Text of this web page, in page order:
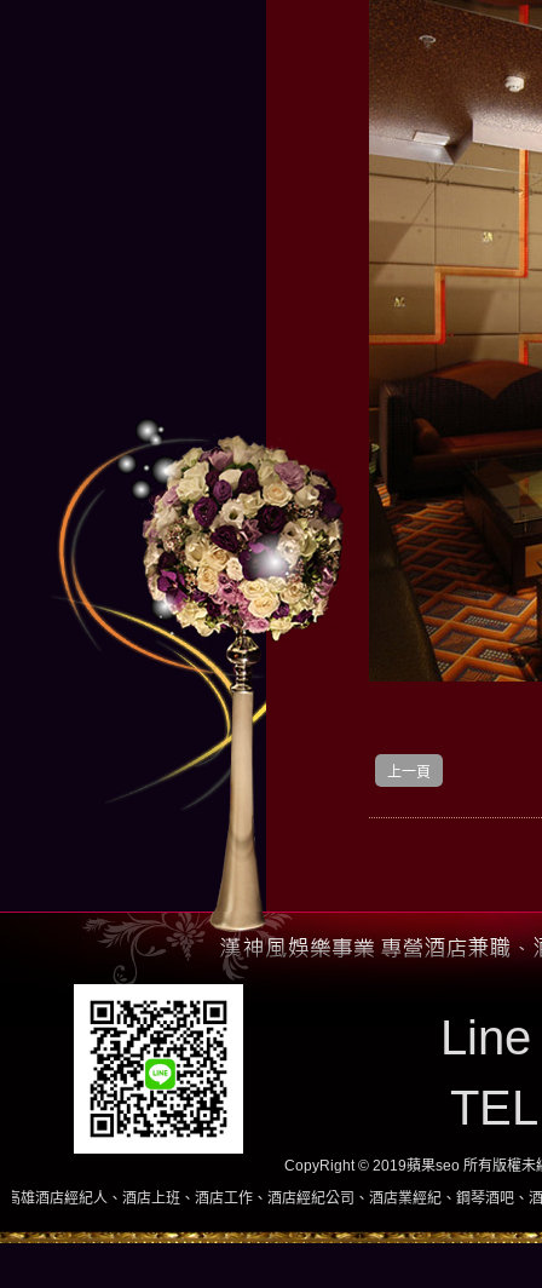
上一頁
CopyRight © 2019蘋果seo 所有版權未
店上班、酒店工作、酒店經紀公司、酒店業經紀、鋼琴酒吧、酒店小姐、酒店